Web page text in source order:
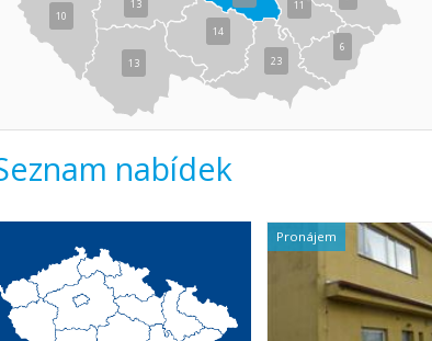
6
23
11
14
13
13
10
nabídek
Pronájem